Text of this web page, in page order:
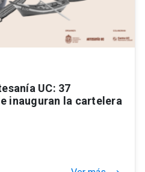
UC: 37
inauguran la cartelera